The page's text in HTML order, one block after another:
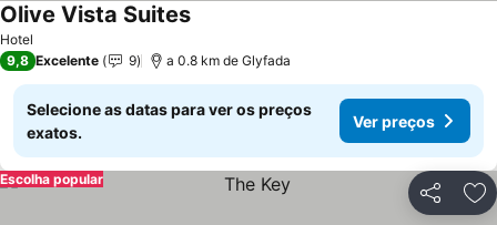
Hotel
Olive Vista SuitesVer preços
9,8 Excelente 9 a 0.8 km de Glyfada
Selecione as datas para ver os preços
exatos.
Ver preços
Partilhar
Escolha popular